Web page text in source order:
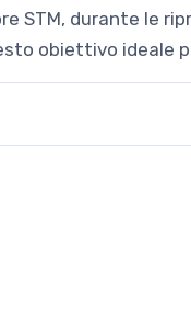
STM, durante le
obiettivo ideale